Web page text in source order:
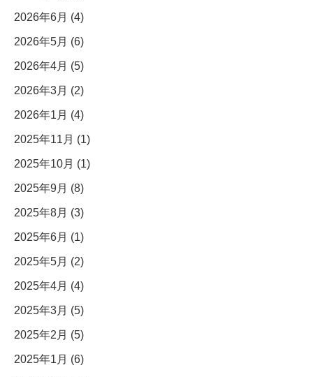
2026年6月 (4)
2026年5月 (6)
2026年4月 (5)
2026年3月 (2)
2026年1月 (4)
2025年11月 (1)
2025年10月 (1)
2025年9月 (8)
2025年8月 (3)
2025年6月 (1)
2025年5月 (2)
2025年4月 (4)
2025年3月 (5)
2025年2月 (5)
2025年1月 (6)